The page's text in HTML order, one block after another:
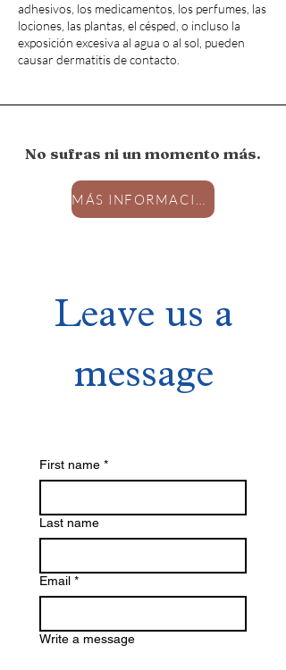
adhesivos, los medicamentos, los perfumes, las
lociones, las plantas, el césped, o incluso la
exposición excesiva al agua o al sol, pueden
causar dermatitis de contacto.
No sufras ni un momento más.
Leave us a
message
First name *
Last name
Email *
Write a message